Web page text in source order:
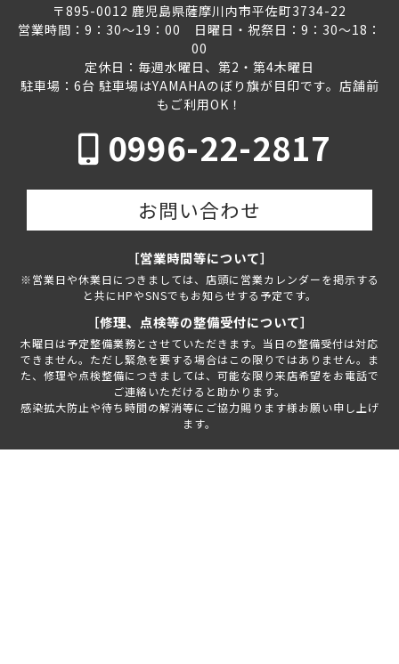
〒895-0012 鹿児島県薩摩川内市平佐町3734-22
営業時間：9：30～19：00 日曜日・祝祭日：9：30～18：
00
定休日：毎週水曜日、第2・第4木曜日
駐車場：6台 駐車場はYAMAHAのぼり旗が目印です。店舗前
もご利用OK！
0996-22-2817
お問い合わせ
［営業時間等について］
※営業日や休業日につきましては、店頭に営業カレンダーを掲示する
と共にHPやSNSでもお知らせする予定です。
［修理、点検等の整備受付について］
木曜日は予定整備業務とさせていただきます。当日の整備受付は対応
できません。ただし緊急を要する場合はこの限りではありません。ま
た、修理や点検整備につきましては、可能な限り来店希望をお電話で
ご連絡いただけると助かります。
感染拡大防止や待ち時間の解消等にご協力賜ります様お願い申し上げ
ます。